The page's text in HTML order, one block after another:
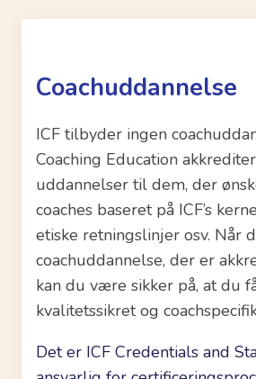
Coachuddannelse
ICF tilbyder ingen
Coaching Education
uddannelser til dem, der
coaches baseret på ICF’s
etiske retningslinjer osv. Når
coachuddannelse, der er
kan du være sikker på, at du
kvalitetssikret og
Det er ICF Credentials and